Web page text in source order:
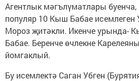
Агентлык мәгълүматлары буенча,
популяр 10 Кыш Бабае исемлеген
Мороз җитәкли. Икенче урында-
Бабае. Беренче өчлекне
йомгаклый.
Бу исемлектә Саган Убген